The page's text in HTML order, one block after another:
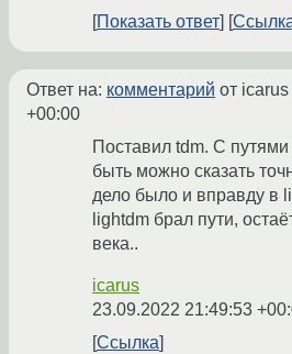
Показать ответ
Ответ на: комментарий от icarus
+00:00
Поставил tdm. С
быть можно сказать
дело было и вправду в
lightdm брал пути,
века..
icarus
23.09.2022 21:49:53
Ссылка